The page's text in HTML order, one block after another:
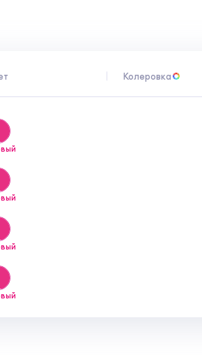
на кожу снять ее ватным
количеством воды.
Колеровка